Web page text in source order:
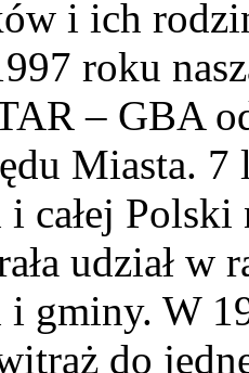
i ich
roku
– GBA
Miasta. 7
całej
udział
gminy. W
do